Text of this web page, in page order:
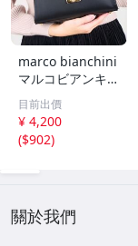
marco bianchini
マルコビアンキー
ニ レザー ハンド
バッグ ブラック
ゴールド金具
目前出價
¥ 4,200
($902)
關於我們